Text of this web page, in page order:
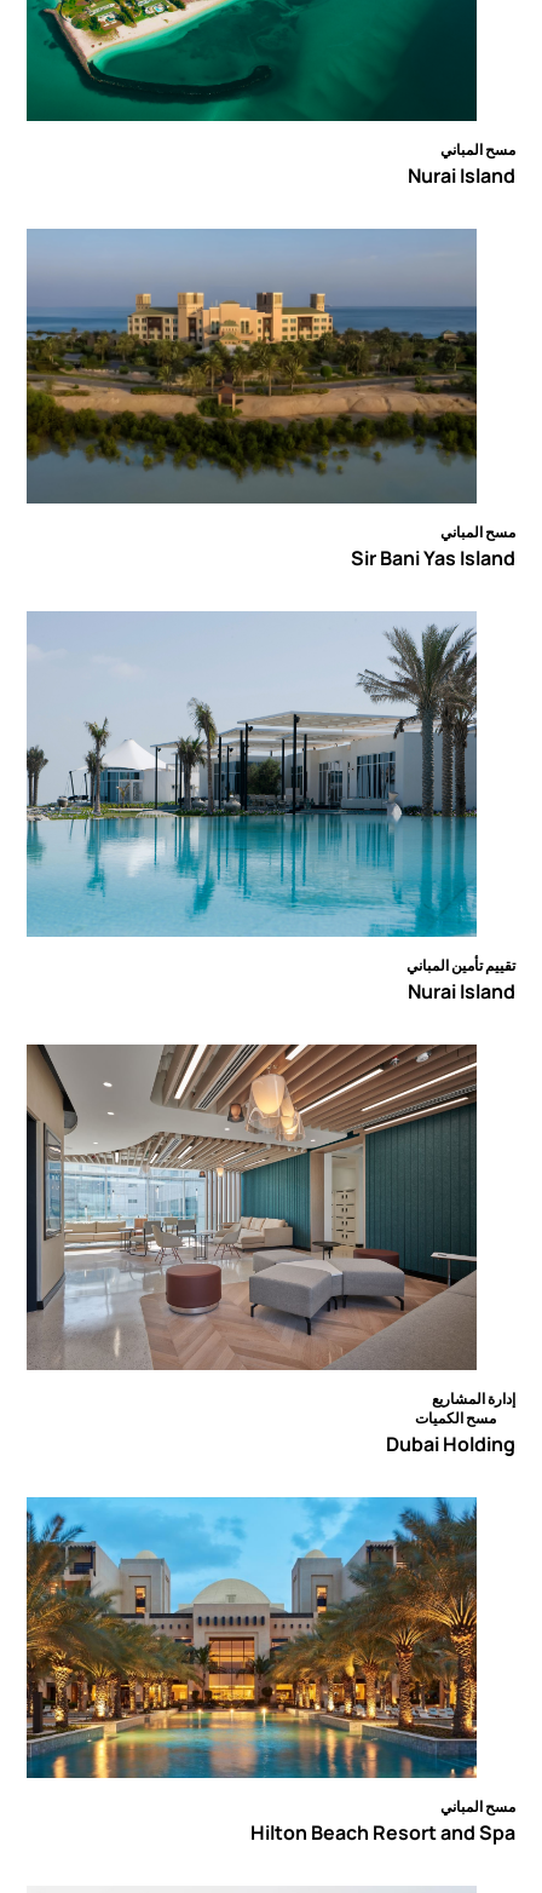
مسح المباني
Nurai Island
مسح المباني
Sir Bani Yas Island
تقييم تأمين المباني
Nurai Island
إدارة المشاريع
مسح الكميات
Dubai Holding
مسح المباني
Hilton Beach Resort and Spa